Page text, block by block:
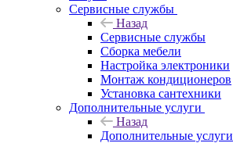
Сервисные службы
Назад
Сервисные службы
Сборка мебели
Настройка электроники
Монтаж кондиционеров
Установка сантехники
Дополнительные услуги
Назад
Дополнительные услуги